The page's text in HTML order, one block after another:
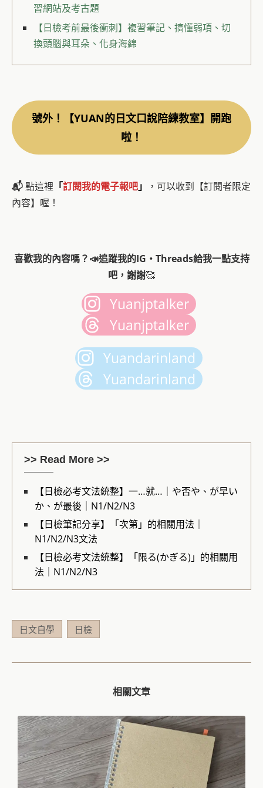
習網站及考古題
【日檢考前最後衝刺】複習筆記、搞懂弱項、切
換頭腦與耳朵、化身海綿
號外！【YUAN的日文口說陪練教室】開跑
啦！
📬點這裡 「訂閱我的電子報吧」
，可以收到【訂閱者限定
內容】喔！
喜歡我的內容嗎？📣追蹤我的IG・Threads給我一點支持
吧，謝謝🥰
Yuanjptalker
Yuanjptalker
Yuandarinland
Yuandarinland
>> Read More >>
【日檢必考文法統整】一…就…｜や否や、が早い
か、が最後｜N1/N2/N3
【日檢筆記分享】「次第」的相關用法｜
N1/N2/N3文法
【日檢必考文法統整】「限る(かぎる)」的相關用
法｜N1/N2/N3
日文自學 日檢
相關文章